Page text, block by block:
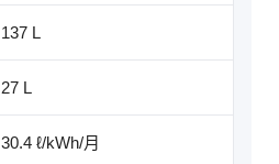
137 L
27 L
30.4 ℓ/kWh/月